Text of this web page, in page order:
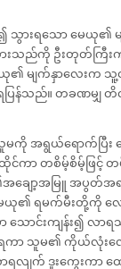
၍ သွားရသော မေယု၏
းသည်ကို ဦးတုတ်ကြီး
ယု၏ မျက်နှာလေးက
ရပြန်သည်။ တခဏမ
ကို အရွယ်ရောက်ပြီး
ကာ တစိမ့်စိမ့်ဖြင့် တ
ျော့အမြူ အပွတ်အရမ်
ေယု၏ ရမက်မီးတို့ကို လ
သောင်းကျန်း၍ လာ
ရကာ သူမ၏ ကိုယ်လုံးလ
ျက် ဒူးကွေးကာ ထေ